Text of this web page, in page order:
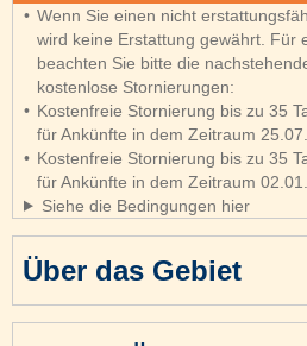
Über das Gebiet
Wenn Sie einen nicht
wird keine Erstattung gewährt. Für
beachten Sie bitte die
kostenlose Stornierungen:
Kostenfreie Stornierung bis zu 35
für Ankünfte in dem Zeitraum
Kostenfreie Stornierung bis zu 35
für Ankünfte in dem Zeitraum
Siehe die Bedingungen hier